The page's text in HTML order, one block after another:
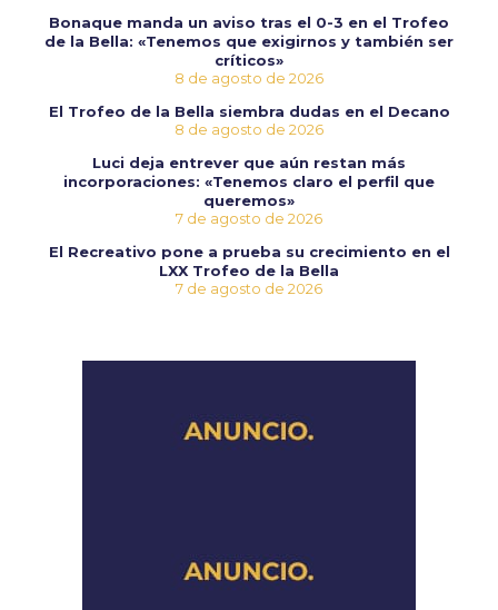
Bonaque manda un aviso tras el 0-3 en el Trofeo
de la Bella: «Tenemos que exigirnos y también ser
críticos»
8 de agosto de 2026
El Trofeo de la Bella siembra dudas en el Decano
8 de agosto de 2026
Luci deja entrever que aún restan más
incorporaciones: «Tenemos claro el perfil que
queremos»
7 de agosto de 2026
El Recreativo pone a prueba su crecimiento en el
LXX Trofeo de la Bella
7 de agosto de 2026